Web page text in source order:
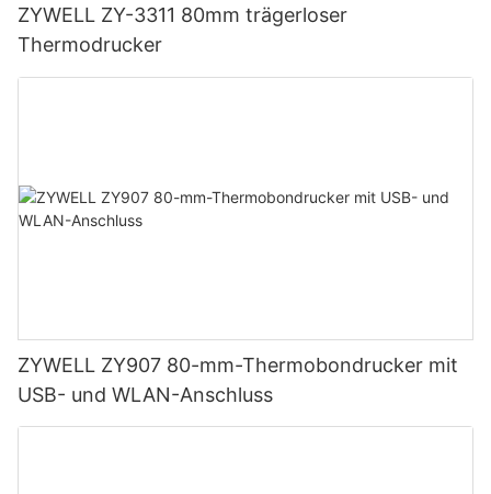
ZYWELL ZY-3311 80mm trägerloser
Thermodrucker
ZYWELL ZY907 80-mm-Thermobondrucker mit
USB- und WLAN-Anschluss